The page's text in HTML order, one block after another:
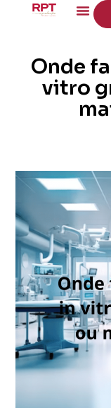
Onde
vitro